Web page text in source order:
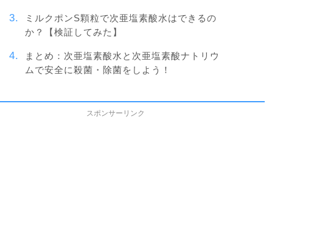
ミルクポンS顆粒で次亜塩素酸水はできるの
か？【検証してみた】
まとめ：次亜塩素酸水と次亜塩素酸ナトリウ
ムで安全に殺菌・除菌をしよう！
スポンサーリンク